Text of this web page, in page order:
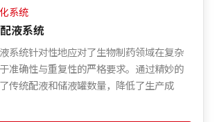
系统
液系统
系统针对性地应对了生物制药领域在复杂
准确性与重复性的严格要求。通过精妙的
传统配液和储液罐数量，降低了生产成